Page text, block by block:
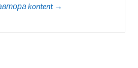
kontent →